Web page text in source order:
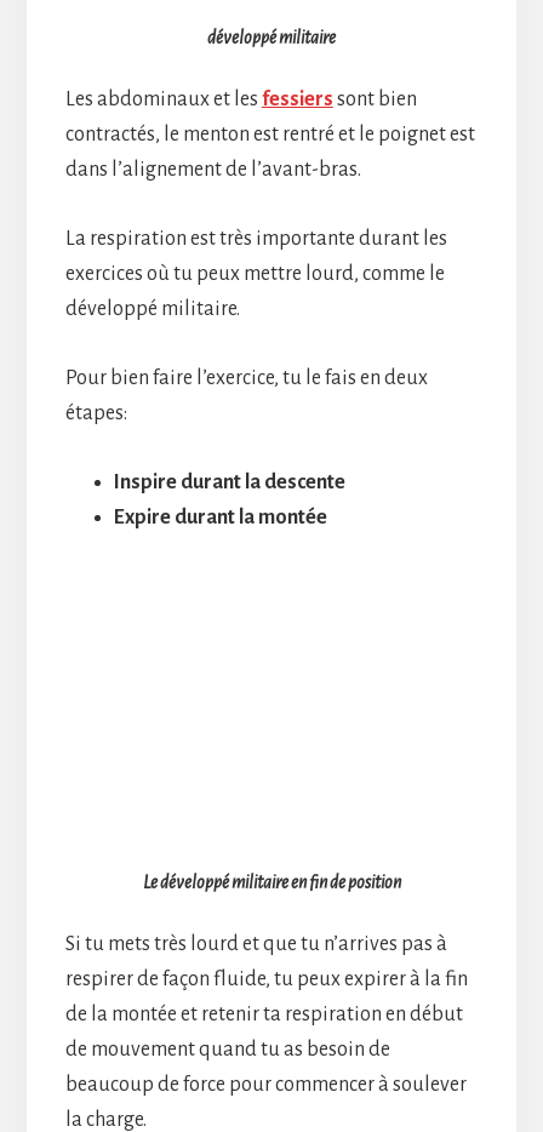
développé militaire
Les abdominaux et les fessiers sont bien
contractés, le menton est rentré et le poignet est
dans l’alignement de l’avant-bras.
La respiration est très importante durant les
exercices où tu peux mettre lourd, comme le
développé militaire.
Pour bien faire l’exercice, tu le fais en deux
étapes:
Inspire durant la descente
Expire durant la montée
Le développé militaire en fin de position
Si tu mets très lourd et que tu n’arrives pas à
respirer de façon fluide, tu peux expirer à la fin
de la montée et retenir ta respiration en début
de mouvement quand tu as besoin de
beaucoup de force pour commencer à soulever
la charge.